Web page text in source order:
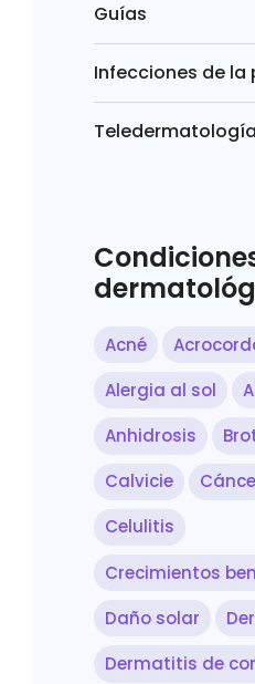
Guías
Infecciones de la
Teledermatología
Acné
Alergia al sol
Anhidrosis
Calvicie
Celulitis
Crecimientos
Daño solar
Dermatitis de